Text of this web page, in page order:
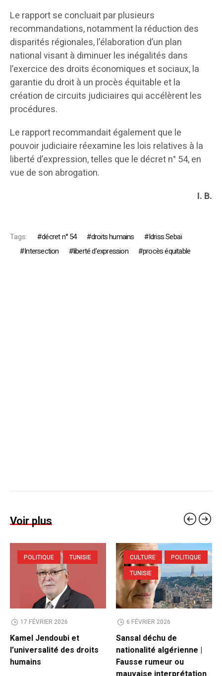
Le rapport se concluait par plusieurs
recommandations, notamment la réduction des
disparités régionales, l’élaboration d’un plan
national visant à diminuer les inégalités dans
l’exercice des droits économiques et sociaux, la
garantie du droit à un procès équitable et la
création de circuits judiciaires qui accélèrent les
procédures.
Le rapport recommandait également que le
pouvoir judiciaire réexamine les lois relatives à la
liberté d’expression, telles que le décret n° 54, en
vue de son abrogation.
I. B.
Tags: décret n° 54 droits humains
Idriss Sebaï
Intersection
liberté d’expression procès équitable
Voir plus
POLITIQUE TUNISIE
17 FÉVRIER 2026
Kamel Jendoubi et
l’universalité des droits
humains
CULTURE
POLITIQUE
TUNISIE
6 FÉVRIER 2026
Sansal déchu de
nationalité algérienne |
Fausse rumeur ou